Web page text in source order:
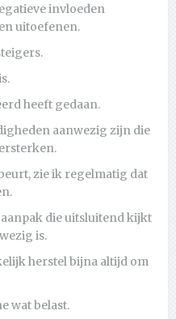
invloeden
uitoefenen.
heeft gedaan.
aanwezig zijn die
zie ik regelmatig dat
die uitsluitend kijkt
is.
herstel bijna altijd om
wat belast.